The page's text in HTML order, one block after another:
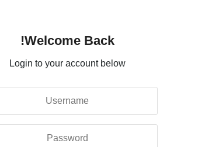
Welcome Back!
Login to your account below